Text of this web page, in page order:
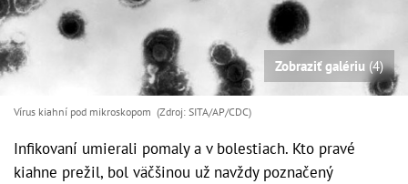
Zobraziť galériu (4)
Vírus kiahní pod mikroskopom (Zdroj: SITA/AP/CDC)
Infikovaní umierali pomaly a v bolestiach. Kto pravé
kiahne prežil, bol väčšinou už navždy poznačený